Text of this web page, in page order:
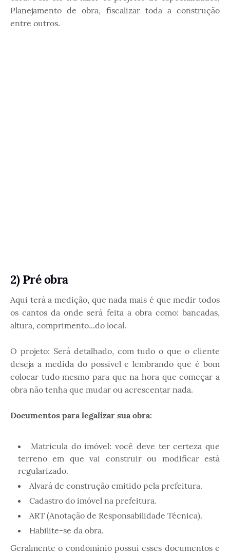
Planejamento de obra, fiscalizar toda a construção
entre outros.
2) Pré obra
Aqui terá a medição, que nada mais é que medir todos
os cantos da onde será feita a obra como: bancadas,
altura, comprimento...do local.
O projeto: Será detalhado, com tudo o que o cliente
deseja a medida do possível e lembrando que é bom
colocar tudo mesmo para que na hora que começar a
obra não tenha que mudar ou acrescentar nada.
Documentos para legalizar sua obra:
Matricula do imóvel: você deve ter certeza que
terreno em que vai construir ou modificar está
regularizado.
Alvará de construção emitido pela prefeitura.
Cadastro do imóvel na prefeitura.
ART (Anotação de Responsabilidade Técnica).
Habilite-se da obra.
Geralmente o condomínio possui esses documentos e